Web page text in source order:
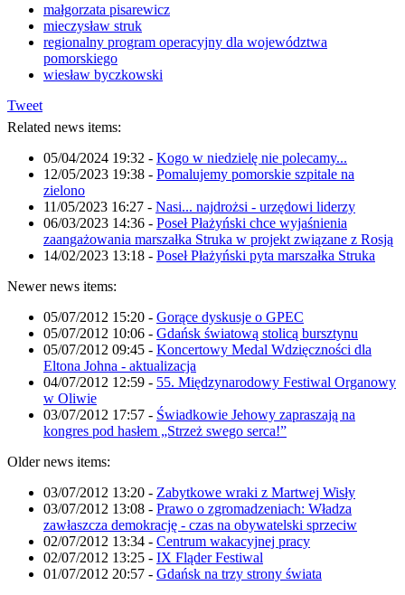
małgorzata pisarewicz
mieczysław struk
regionalny program operacyjny dla województwa
pomorskiego
wiesław byczkowski
Tweet
Related news items:
05/04/2024 19:32 - Kogo w niedzielę nie polecamy...
12/05/2023 19:38 - Pomalujemy pomorskie szpitale na
zielono
11/05/2023 16:27 - Nasi... najdrożsi - urzędowi liderzy
06/03/2023 14:36 - Poseł Płażyński chce wyjaśnienia
zaangażowania marszałka Struka w projekt związane z Rosją
14/02/2023 13:18 - Poseł Płażyński pyta marszałka Struka
Newer news items:
05/07/2012 15:20 - Gorące dyskusje o GPEC
05/07/2012 10:06 - Gdańsk światową stolicą bursztynu
05/07/2012 09:45 - Koncertowy Medal Wdzięczności dla
Eltona Johna - aktualizacja
04/07/2012 12:59 - 55. Międzynarodowy Festiwal Organowy
w Oliwie
03/07/2012 17:57 - Świadkowie Jehowy zapraszają na
kongres pod hasłem „Strzeż swego serca!”
Older news items:
03/07/2012 13:20 - Zabytkowe wraki z Martwej Wisły
03/07/2012 13:08 - Prawo o zgromadzeniach: Władza
zawłaszcza demokrację - czas na obywatelski sprzeciw
02/07/2012 13:34 - Centrum wakacyjnej pracy
02/07/2012 13:25 - IX Fląder Festiwal
01/07/2012 20:57 - Gdańsk na trzy strony świata